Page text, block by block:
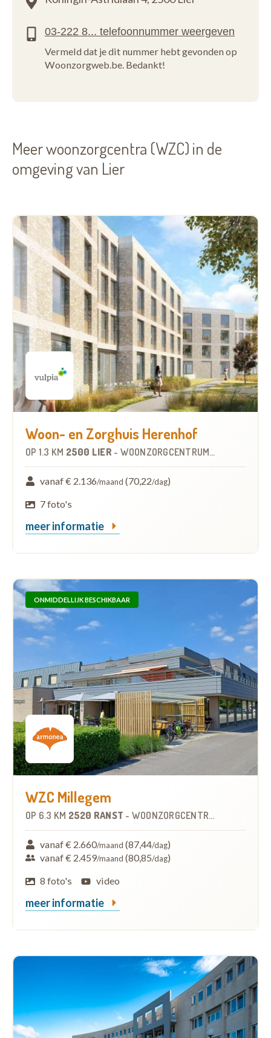
Vermeld dat je dit nummer hebt gevonden op
Woonzorgweb.be. Bedankt!
Meer woonzorgcentra (WZC) in de
omgeving van Lier
Woon- en Zorghuis Herenhof
OP 1.3 KM 2500 LIER - WOONZORGCENTRUM (WZC)
vanaf € 2.136/maand (70,22/dag)
7 foto's
meer informatie
ONMIDDELLIJK BESCHIKBAAR
WZC Millegem
OP 6.3 KM 2520 RANST - WOONZORGCENTRUM (WZC)
vanaf € 2.660/maand (87,44/dag)
vanaf € 2.459/maand (80,85/dag)
8 foto's
video
meer informatie